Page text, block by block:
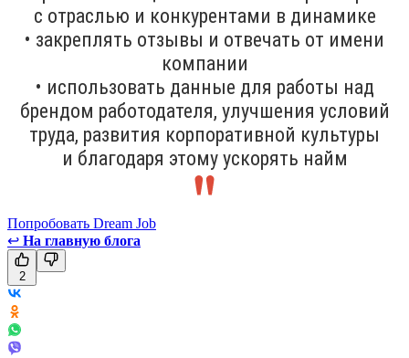
с отраслью и конкурентами в динамике
• закреплять отзывы и отвечать от имени
компании
• использовать данные для работы над
брендом работодателя, улучшения условий
труда, развития корпоративной культуры
и благодаря этому ускорять найм
Попробовать Dream Job
↩ На главную блога
2